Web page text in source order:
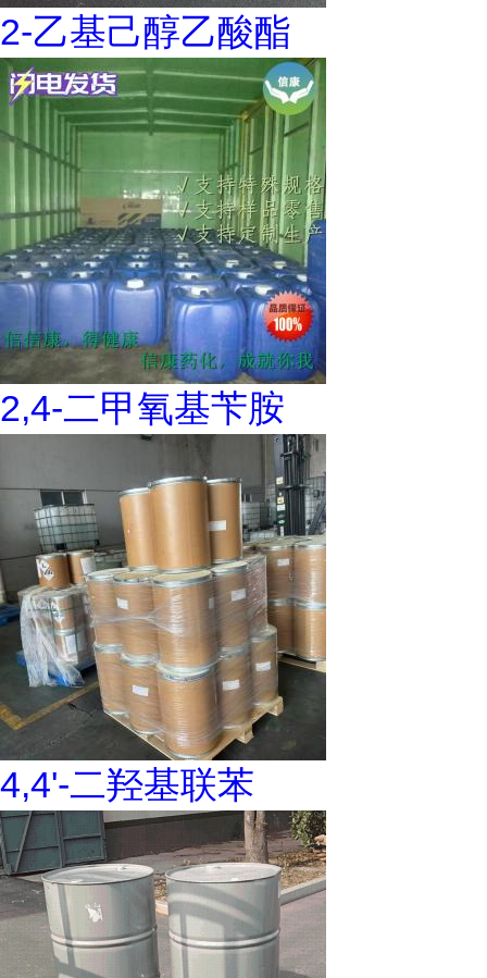
2-乙基己醇乙酸酯
2,4-二甲氧基苄胺
4,4'-二羟基联苯